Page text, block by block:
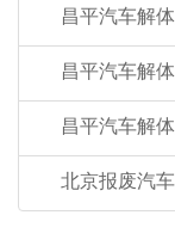
昌平汽车解
昌平汽车解
昌平汽车解
北京报废汽